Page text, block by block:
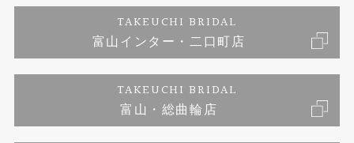
福井指輪工房｜手作り結婚指輪 and 婚約指輪
福井工房｜手作り婚約指輪プロポーズプラン
TAKEUCHI BRIDAL
富山インター・二口町店
TAKEUCHI BRIDAL
富山・総曲輪店